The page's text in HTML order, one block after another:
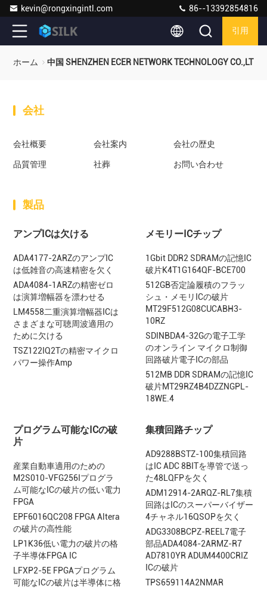
kevin@rongxingintl.com 86--13392854816
引用
ホーム 中国 SHENZHEN ECER NETWORK TECHNOLOGY CO.,LTD
会社
会社概要 会社案内 会社の歴史
品質管理 社葬 お問い合わせ
製品
アンプICは欠ける
ADA4177-2ARZのアンプIC
は低雑音の高速精密を欠く
ADA4084-1ARZの精密ゼロ
は演算増幅器を漂わせる
LM4558二重演算増幅器ICは
さまざまな可聴周波適用の
ために欠ける
TSZ122IQ2Tの精密マイクロ
パワー操作Amp
メモリーICチップ
1Gbit DDR2 SDRAMの記憶IC
破片K4T1G164QF-BCE700
512GB否定論履積のフラッ
シュ・メモリICの破片
MT29F512G08CUCABH3-
10RZ
SDINBDA4-32Gの電子工学
のオンライン マイクロ制御
回路破片電子ICの部品
512MB DDR SDRAMの記憶IC
破片MT29RZ4B4DZZNGPL-
18WE.4
プログラム可能なICの破
片
産業自動車適用のための
M2S010-VFG256Iプログラ
ム可能なICの破片の低い電力
FPGA
EPF6016QC208 FPGA Altera
の破片の高性能
LP1K36低い電力の破片の格
子半導体FPGA IC
LFXP2-5E FPGAプログラム
可能なICの破片は半導体に格
集積回路チップ
AD9288BSTZ-100集積回路
はIC ADC 8BITを導管で送っ
た48LQFPを欠く
ADM12914-2ARQZ-RL7集積
回路はICのスーパーバイザー
4チャネル16QSOPを欠く
ADG3308BCPZ-REEL7電子
部品ADA4084-2ARMZ-R7
AD7810YR ADUM4400CRIZ
ICの破片
TPS659114A2NMAR